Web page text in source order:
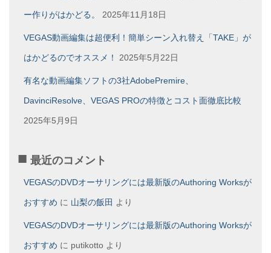
ー作りがはかどる。 2025年11月18日
VEGAS動画編集は超便利！簡単シーン入れ替え「TAKE」が
はかどるのでオススメ！ 2025年5月22日
有名な動画編集ソフトの3社AdobePremire、
DavinciResolve、VEGAS PROの特徴とコスト面徹底比較
2025年5月9日
最近のコメント
VEGASのDVDオーサリングには最新版のAuthoring Worksが
おすすめ に 山梨の飯田 より
VEGASのDVDオーサリングには最新版のAuthoring Worksが
おすすめ に putikotto より